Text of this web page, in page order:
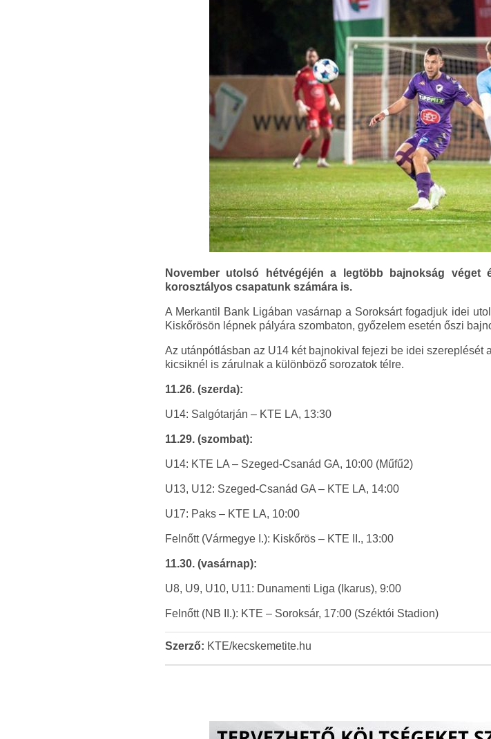
November utolsó hétvégéjén a legtöbb bajnokság
korosztályos csapatunk számára is.
A Merkantil Bank Ligában vasárnap a Soroksárt fogadjuk idei
Kiskőrösön lépnek pályára szombaton, győzelem esetén őszi
Az utánpótlásban az U14 két bajnokival fejezi be idei szereplését
kicsiknél is zárulnak a különböző sorozatok télre.
11.26. (szerda):
U14: Salgótarján – KTE LA, 13:30
11.29. (szombat):
U14: KTE LA – Szeged-Csanád GA, 10:00 (Műfű2)
U13, U12: Szeged-Csanád GA – KTE LA, 14:00
U17: Paks – KTE LA, 10:00
Felnőtt (Vármegye I.): Kiskőrös – KTE II., 13:00
11.30. (vasárnap):
U8, U9, U10, U11: Dunamenti Liga (Ikarus), 9:00
Felnőtt (NB II.): KTE – Soroksár, 17:00 (Széktói Stadion)
Szerző: KTE/kecskemetite.hu